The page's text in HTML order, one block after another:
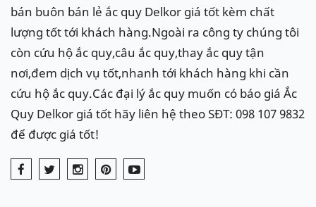
bán buôn bán lẻ ắc quy Delkor giá tốt kèm chất
lượng tốt tới khách hàng.Ngoài ra công ty chúng tôi
còn cứu hộ ắc quy,câu ắc quy,thay ắc quy tận
nơi,đem dịch vụ tốt,nhanh tới khách hàng khi cần
cứu hộ ắc quy.Các đại lý ắc quy muốn có báo giá Ắc
Quy Delkor giá tốt hãy liên hệ theo SĐT: 098 107 9832
để được giá tốt!